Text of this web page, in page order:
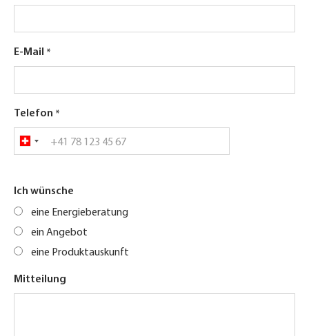
E-Mail
Telefon
Ich wünsche
eine Energieberatung
ein Angebot
eine Produktauskunft
Mitteilung